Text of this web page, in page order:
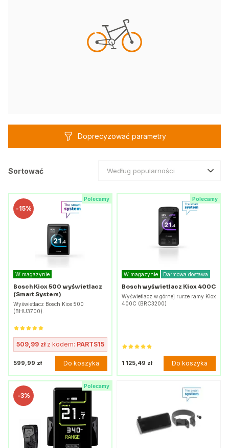
Doprecyzować parametry
Sortować Według popularności
Polecamy
-15%
W magazynie
Bosch Kiox 500 wyświetlacz
(Smart System)
Wyświetlacz Bosch Kiox 500
(BHU3700).
509,99 złz kodem: PARTS15
599,99 zł Do koszyka
Polecamy
W magazynie Darmowa dostawa
Bosch wyświetlacz Kiox 400C
Wyświetlacz w górnej rurze ramy Kiox
400C (BRC3200)
1 125,49 zł Do koszyka
Polecamy
-3%